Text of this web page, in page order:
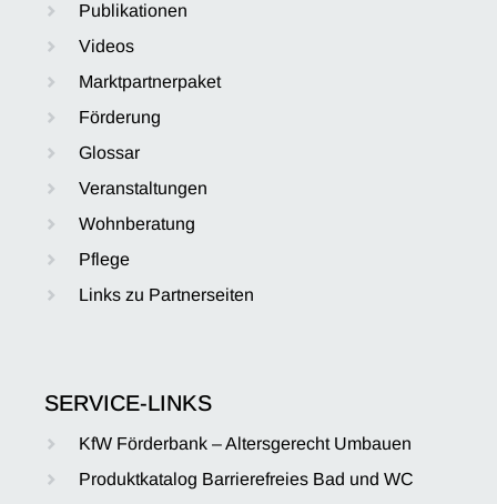
Publikationen
Videos
Marktpartnerpaket
Förderung
Glossar
Veranstaltungen
Wohnberatung
Pflege
Links zu Partnerseiten
SERVICE-LINKS
KfW Förderbank – Altersgerecht Umbauen
Produktkatalog Barrierefreies Bad und WC